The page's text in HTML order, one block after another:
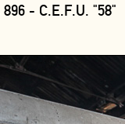
- C.E.F.U. "58"